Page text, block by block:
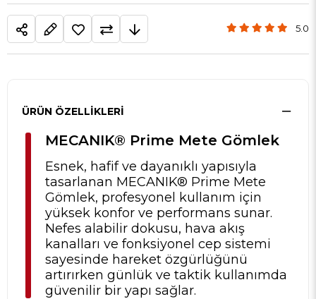
5.0
ÜRÜN ÖZELLIKLERI
MECANIK® Prime Mete Gömlek
Esnek, hafif ve dayanıklı yapısıyla
tasarlanan MECANIK® Prime Mete
Gömlek, profesyonel kullanım için
yüksek konfor ve performans sunar.
Nefes alabilir dokusu, hava akış
kanalları ve fonksiyonel cep sistemi
sayesinde hareket özgürlüğünü
artırırken günlük ve taktik kullanımda
güvenilir bir yapı sağlar.